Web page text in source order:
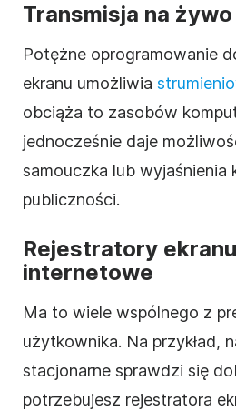
Transmisja na żywo
Potężne oprogramowanie
ekranu umożliwia
obciąża to zasobów
jednocześnie daje
samouczka lub wyjaśnienia
publiczności.
Rejestratory
internetowe
Ma to wiele wspólnego z
użytkownika. Na przykład,
stacjonarne sprawdzi się
potrzebujesz rejestratora